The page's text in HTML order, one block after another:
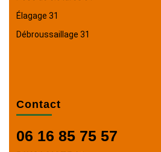
Élagage 31
Débroussaillage 31
Contact
06 16 85 75 57